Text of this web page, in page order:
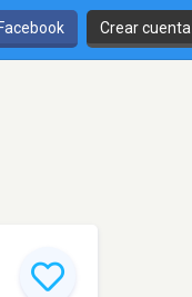
Crear cuenta